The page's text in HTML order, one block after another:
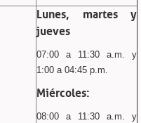
Lunes, martes y
jueves
07:00 a 11:30 a.m. y
1:00 a 04:45 p.m.
Miércoles:
08:00 a 11:30 a.m. y